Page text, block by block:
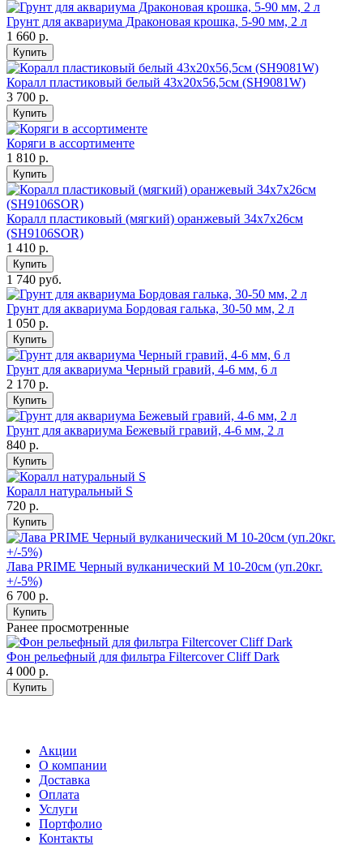
Грунт для аквариума Драконовая крошка, 5-90 мм, 2 л
1 660 р.
Купить
Коралл пластиковый белый 43х20х56,5см (SH9081W)
3 700 р.
Купить
Коряги в ассортименте
1 810 р.
Купить
Коралл пластиковый (мягкий) оранжевый 34х7х26см
(SH9106SOR)
1 410 р.
Купить
1 740 руб.
Грунт для аквариума Бордовая галька, 30-50 мм, 2 л
1 050 р.
Купить
Грунт для аквариума Черный гравий, 4-6 мм, 6 л
2 170 р.
Купить
Грунт для аквариума Бежевый гравий, 4-6 мм, 2 л
840 р.
Купить
Коралл натуральный S
720 р.
Купить
Лава PRIME Черный вулканический М 10-20см (уп.20кг.
+/-5%)
6 700 р.
Купить
Ранее просмотренные
Фон рельефный для фильтра Filtercover Cliff Dark
4 000 р.
Купить
Акции
О компании
Доставка
Оплата
Услуги
Портфолио
Контакты